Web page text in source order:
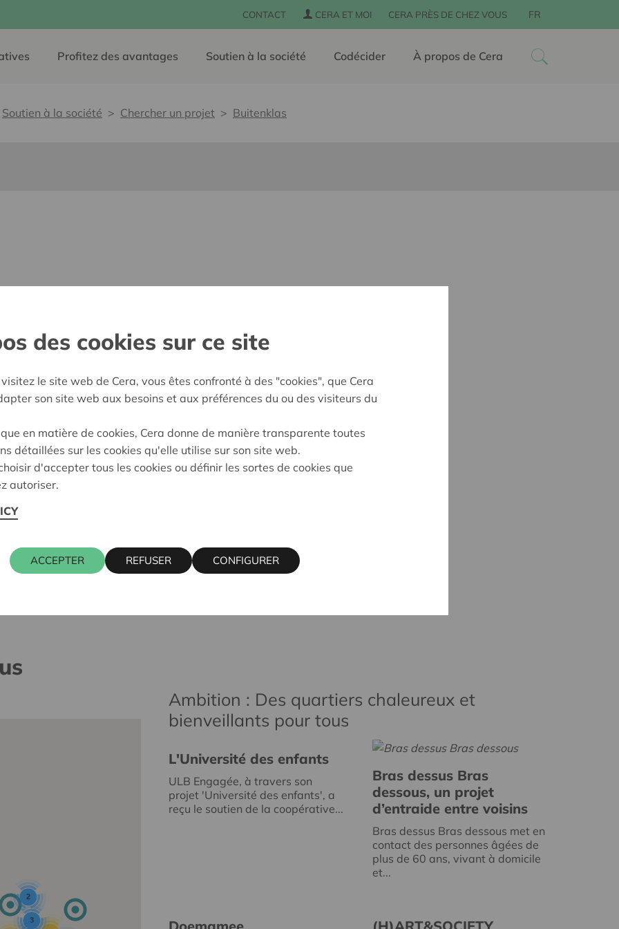
CONTACT CERA ET MOI CERA PRÈS DE CHEZ VOUS FR
Profitez des avantages Soutien à la société Codécider À propos de Cera
Soutien à la société Chercher un projet Buitenklas
pour tous
Approuvé
2
3
Ambition : Des quartiers chaleureux et
bienveillants pour tous
L'Université des enfants
ULB Engagée, à travers son
projet 'Université des enfants', a
reçu le soutien de la coopérative...
Bras dessus Bras
dessous, un projet
d’entraide entre voisins
Bras dessus Bras dessous met en
contact des personnes âgées de
plus de 60 ans, vivant à domicile
et...
des cookies sur ce site
le site web de Cera, vous êtes confronté à des "cookies", que Cera
son site web aux besoins et aux préférences du ou des visiteurs du
en matière de cookies, Cera donne de manière transparente toutes
détaillées sur les cookies qu'elle utilise sur son site web.
d'accepter tous les cookies ou définir les sortes de cookies que
autoriser.
ACCEPTER REFUSER CONFIGURER